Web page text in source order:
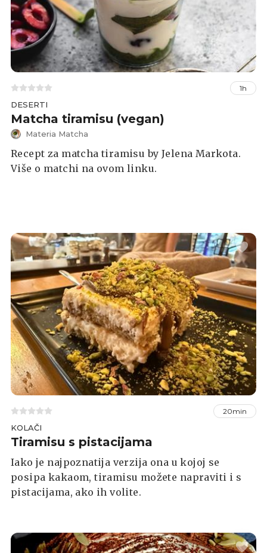
1h
DESERTI
Matcha tiramisu (vegan)
Materia Matcha
Recept za matcha tiramisu by Jelena Markota.
Više o matchi na ovom linku.
20min
KOLAČI
Tiramisu s pistacijama
Iako je najpoznatija verzija ona u kojoj se
posipa kakaom, tiramisu možete napraviti i s
pistacijama, ako ih volite.